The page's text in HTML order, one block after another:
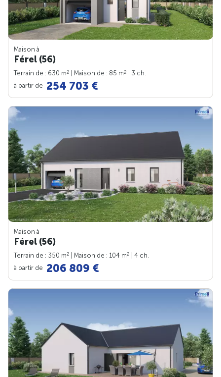
Maison à
Férel (56)
Terrain de : 630 m2 | Maison de : 85 m2
| 3 ch.
à partir de 254 703 €
Maison à
Férel (56)
Terrain de : 350 m2 | Maison de : 104 m2
| 4 ch.
à partir de 206 809 €